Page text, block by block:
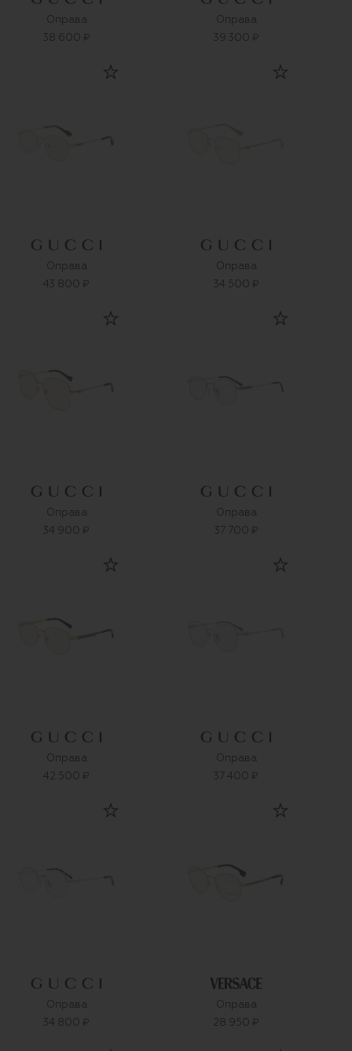
Оправа
38 600 ₽
Оправа
39 300 ₽
Оправа
43 800 ₽
Оправа
34 500 ₽
Оправа
34 900 ₽
Оправа
37 700 ₽
Оправа
42 500 ₽
Оправа
37 400 ₽
Оправа
34 800 ₽
Оправа
28 950 ₽